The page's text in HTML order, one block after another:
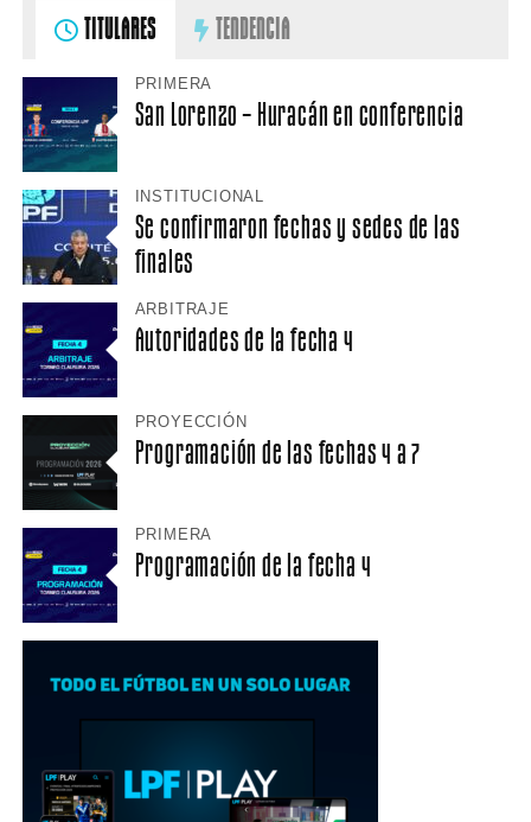
TITULARES TENDENCIA
PRIMERA
San Lorenzo – Huracán en conferencia
INSTITUCIONAL
Se confirmaron fechas y sedes de las
finales
ARBITRAJE
Autoridades de la fecha 4
PROYECCIÓN
Programación de las fechas 4 a 7
PRIMERA
Programación de la fecha 4